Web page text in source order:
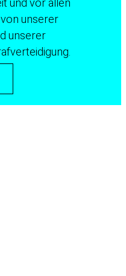
und vor allen
unserer
unserer